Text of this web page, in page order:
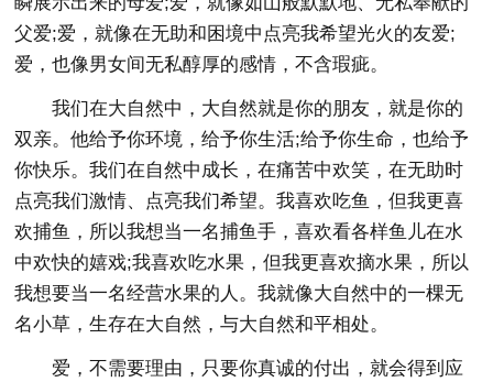
父爱;爱，就像在无助和困境中点亮我希望光火的友爱;
爱，也像男女间无私醇厚的感情，不含瑕疵。
我们在大自然中，大自然就是你的朋友，就是你的
双亲。他给予你环境，给予你生活;给予你生命，也给予
你快乐。我们在自然中成长，在痛苦中欢笑，在无助时
点亮我们激情、点亮我们希望。我喜欢吃鱼，但我更喜
欢捕鱼，所以我想当一名捕鱼手，喜欢看各样鱼儿在水
中欢快的嬉戏;我喜欢吃水果，但我更喜欢摘水果，所以
我想要当一名经营水果的人。我就像大自然中的一棵无
名小草，生存在大自然，与大自然和平相处。
爱，不需要理由，只要你真诚的付出，就会得到应